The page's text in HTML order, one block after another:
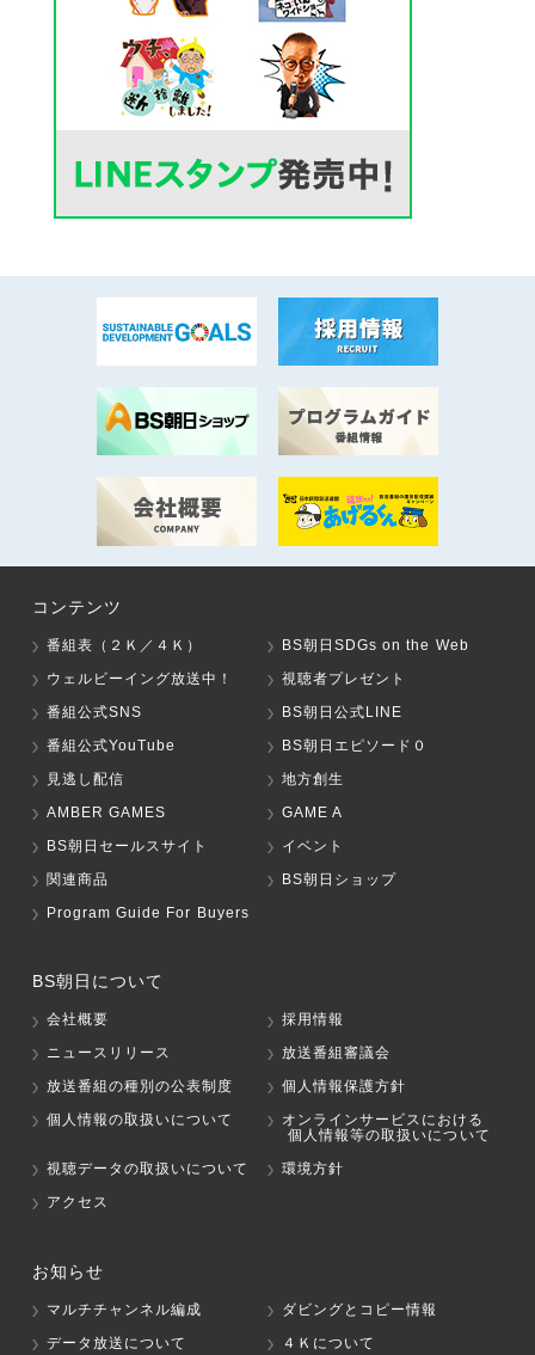
コンテンツ
番組表（２Ｋ／４Ｋ）
BS朝日SDGs on the Web
ウェルビーイング放送中！
視聴者プレゼント
番組公式SNS
BS朝日公式LINE
番組公式YouTube
BS朝日エピソード０
見逃し配信
地方創生
AMBER GAMES
GAME A
BS朝日セールスサイト
イベント
関連商品
BS朝日ショップ
Program Guide For Buyers
BS朝日について
会社概要
採用情報
ニュースリリース
放送番組審議会
放送番組の種別の公表制度
個人情報保護方針
個人情報の取扱いについて
オンラインサービスにおける
個人情報等の取扱いについて
視聴データの取扱いについて
環境方針
アクセス
お知らせ
マルチチャンネル編成
ダビングとコピー情報
データ放送について
４Ｋについて